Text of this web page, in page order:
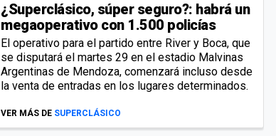
¿Superclásico, súper seguro?: habrá un
megaoperativo con 1.500 policías
El operativo para el partido entre River y Boca, que
se disputará el martes 29 en el estadio Malvinas
Argentinas de Mendoza, comenzará incluso desde
la venta de entradas en los lugares determinados.
VER MÁS DE SUPERCLÁSICO